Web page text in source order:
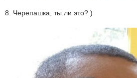
8. Черепашка, ты ли это? )